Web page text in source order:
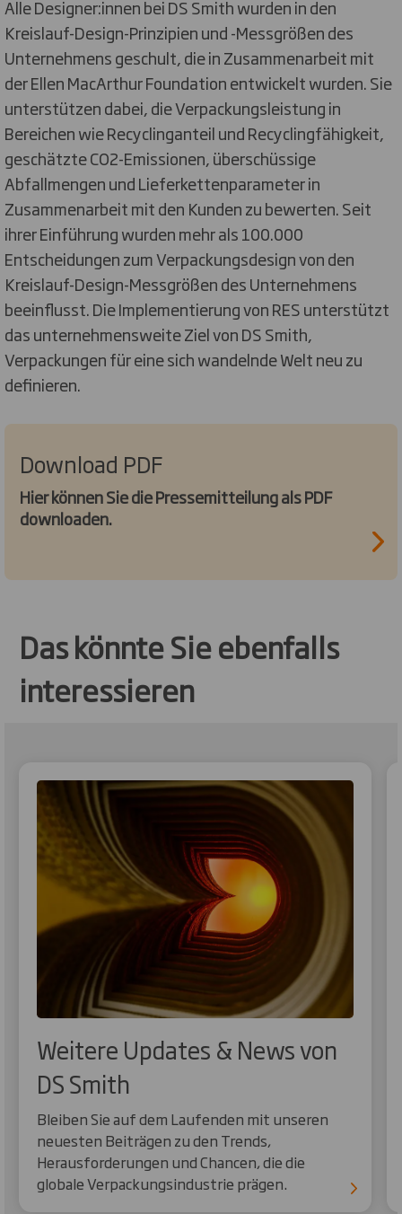
Alle Designer:innen bei DS Smith wurden in den
Kreislauf-Design-Prinzipien und -Messgrößen des
Unternehmens geschult, die in Zusammenarbeit mit
der Ellen MacArthur Foundation entwickelt wurden. Sie
unterstützen dabei, die Verpackungsleistung in
Bereichen wie Recyclinganteil und Recyclingfähigkeit,
geschätzte CO2-Emissionen, überschüssige
Abfallmengen und Lieferkettenparameter in
Zusammenarbeit mit den Kunden zu bewerten. Seit
ihrer Einführung wurden mehr als 100.000
Entscheidungen zum Verpackungsdesign von den
Kreislauf-Design-Messgrößen des Unternehmens
beeinflusst. Die Implementierung von RES unterstützt
das unternehmensweite Ziel von DS Smith,
Verpackungen für eine sich wandelnde Welt neu zu
definieren.
Download PDF
Hier können Sie die Pressemitteilung als PDF
downloaden.
Das könnte Sie ebenfalls
interessieren
Weitere Updates & News von
DS Smith
Bleiben Sie auf dem Laufenden mit unseren
neuesten Beiträgen zu den Trends,
Herausforderungen und Chancen, die die
globale Verpackungsindustrie prägen.